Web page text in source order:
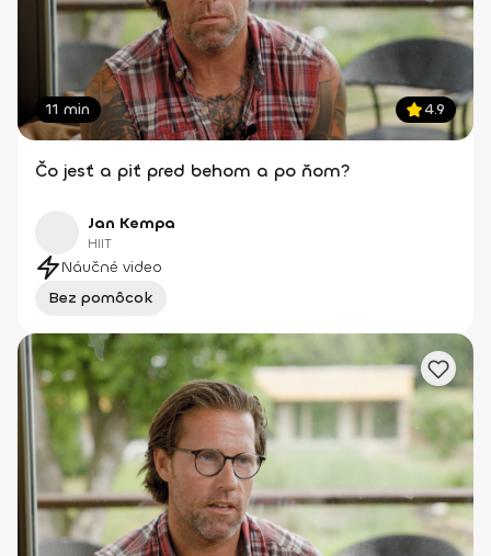
11 min 4.9
Čo jesť a piť pred behom a po ňom?
Jan Kempa
HIIT
Náučné video
Bez pomôcok